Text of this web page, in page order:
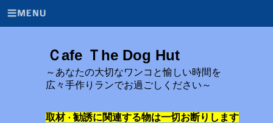
Ｃafe Ｔhe Dog Hut
～あなたの大切なワンコと愉しい時間を
広々手作りランでお過ごしください～
取材・ 勧誘に関連する物は一切お断りします